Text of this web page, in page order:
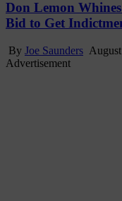
Don Lemon
Bid to Get
By Joe Saunders
Advertisement